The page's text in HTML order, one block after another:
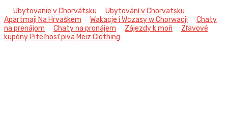
Ubytovanie v Chorvátsku
Ubytování v Chorvatsku
Apartmaji Na Hrvaškem
Wakacje i Wczasy w Chorwacji
Chaty
na prenájom
Chaty na pronájem Zájezdy k moři
Zľavové
kupóny Piteľnosť piva Meiz Clothing